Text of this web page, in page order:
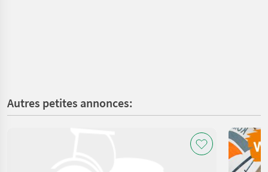
Autres petites annonces: